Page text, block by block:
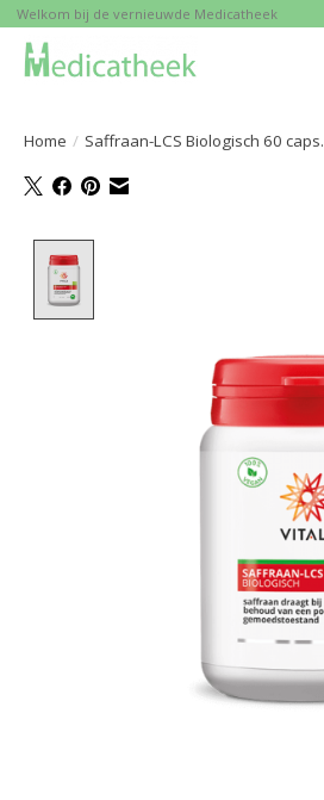
Welkom bij de vernieuwde Medicatheek
Home / Saffraan-LCS Biologisch 60 caps.